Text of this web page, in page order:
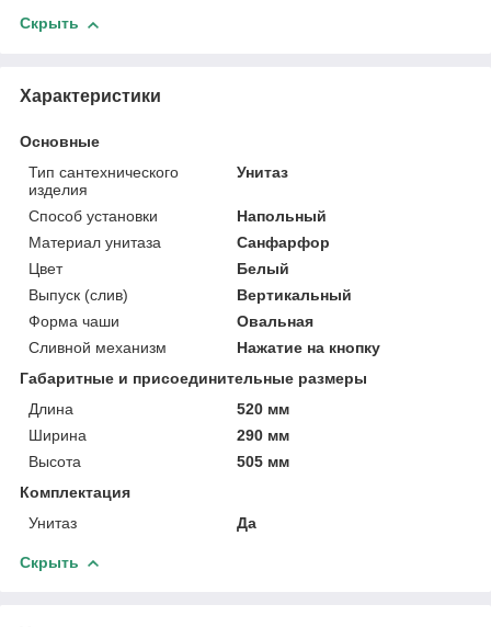
Скрыть
Характеристики
Основные
Тип сантехнического
изделия
Унитаз
Способ установки
Напольный
Материал унитаза
Санфарфор
Цвет
Белый
Выпуск (слив)
Вертикальный
Форма чаши
Овальная
Сливной механизм
Нажатие на кнопку
Габаритные и присоединительные размеры
Длина
520 мм
Ширина
290 мм
Высота
505 мм
Комплектация
Унитаз
Да
Скрыть